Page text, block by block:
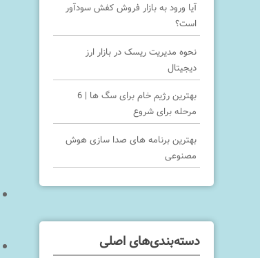
آیا ورود به بازار فروش کفش سودآور
است؟
نحوه مدیریت ریسک در بازار ارز
دیجیتال
بهترین رژیم خام برای سگ ها | 6
مرحله برای شروع
بهترین برنامه های صدا سازی هوش
مصنوعی
دسته‌بندی‌های اصلی